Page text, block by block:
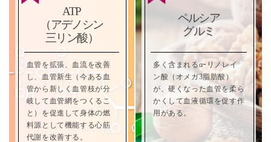
ATP
（アデノシン
三リン酸）
血管を拡張、血流を改善
し、血管新生（今ある血
管から新しく血管枝が分
岐して血管網をつくるこ
と）を促進して身体の燃
料源として機能する心筋
代謝を改善する。
ペルシア
グルミ
多く含まれるαｰリノレイ
ン酸（オメガ3脂肪酸）
が、硬くなった血管を柔ら
かくして血液循環を促す作
用がある。